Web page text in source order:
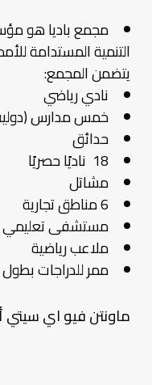
مجمع باديا هو
التنمية المستدامة
يتضمن المجمع:
نادي رياضي
خمس مدارس
حدائق
18 ناديًا حصريًا
مشاتل
6 مناطق تجارية
مستشفى تعليمي
ملاعب رياضية
ممر للدراجات بطول 250 كيلومترًا
ماونتن فيو اي سيتي